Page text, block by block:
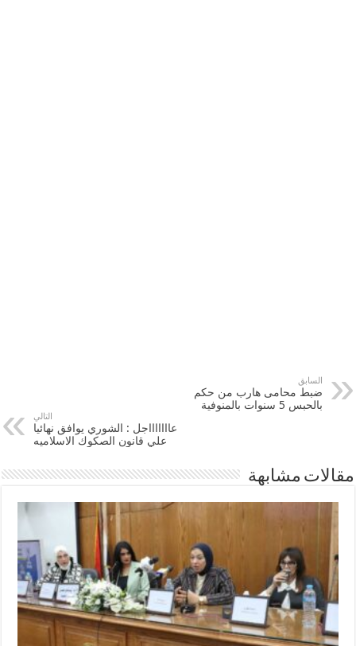
السابق
ضبط محامى هارب من حكم
بالحبس 5 سنوات بالمنوفية
التالي
عاااااااجل : الشوري يوافق نهائيا
علي قانون الصكوك الاسلاميه
مقالات مشابهة